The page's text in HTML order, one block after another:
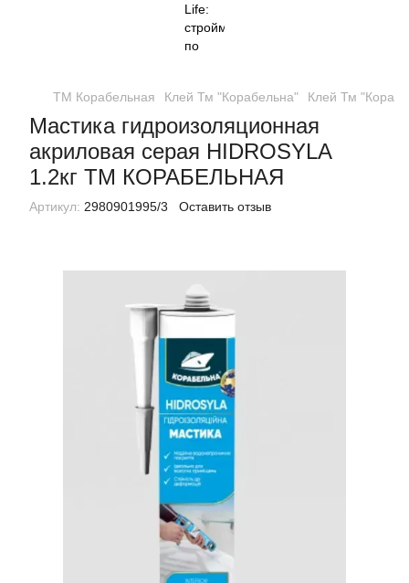
ТМ Корабельная Клей Тм "Корабельна" Клей Тм
Мастика гидроизоляционная
акриловая серая HIDROSYLA
1.2кг ТМ КОРАБЕЛЬНАЯ
Артикул: 2980901995/3 Оставить отзыв